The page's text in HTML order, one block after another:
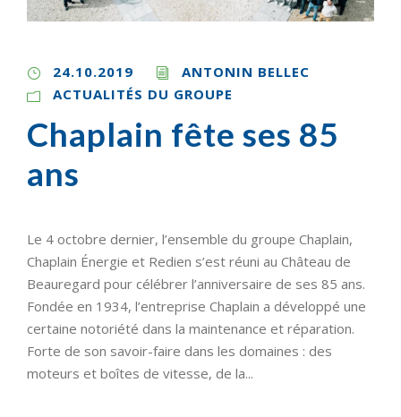
24.10.2019
ANTONIN BELLEC
ACTUALITÉS DU GROUPE
Chaplain fête ses 85
ans
Le 4 octobre dernier, l’ensemble du groupe Chaplain,
Chaplain Énergie et Redien s’est réuni au Château de
Beauregard pour célébrer l’anniversaire de ses 85 ans.
Fondée en 1934, l’entreprise Chaplain a développé une
certaine notoriété dans la maintenance et réparation.
Forte de son savoir-faire dans les domaines : des
moteurs et boîtes de vitesse, de la...